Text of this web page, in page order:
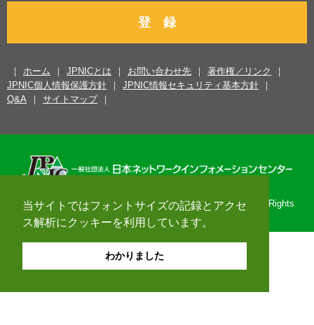
当サイトではフォントサイズの記録とアクセ
ス解析にクッキーを利用しています。
わかりました
登 録
ホーム JPNICとは お問い合わせ先
著作権／リンク
JPNIC個人情報保護方針
JPNIC情報セキュリティ基本方針
Q&A
サイトマップ
Copyright© 1996-2026 Japan Network Information Center. All Rights
Reserved.